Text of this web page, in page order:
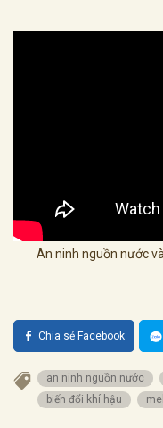
An ninh nguồn nước
Chia sẻ Facebook
an ninh nguồn nước
biến đổi khí hậu